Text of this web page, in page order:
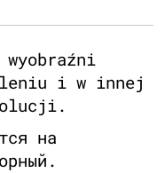
i w innej
на